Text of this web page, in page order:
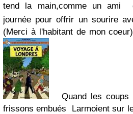
tend la main,comme un ami
journée pour offrir un sourire
(Merci à l'habitant de mon
Quand les coups
frissons embués Larmoient sur